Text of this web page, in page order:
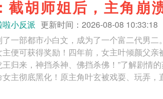
截胡师姐后，主角崩
啦小反派 更新时间：2026-08-08 10:33:18
一部都市小白文，成为了一个富二代男
便可获得奖励！四年前，女主叶倾颜父
王归来，神挡杀神、佛挡杀佛！”了解剧情